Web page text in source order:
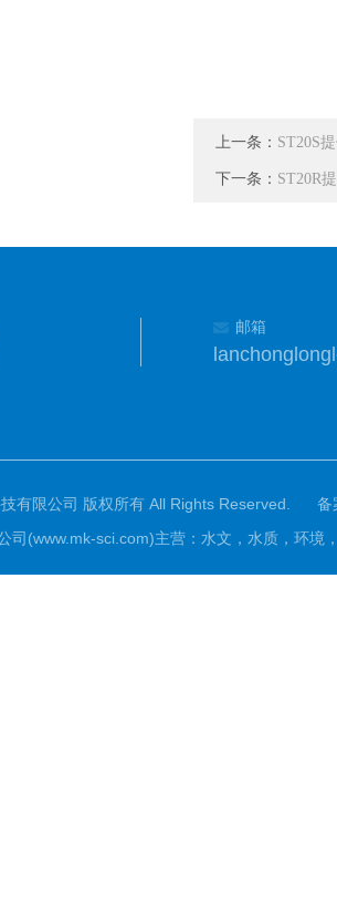
上一条： ST20S
下一条： ST20R
邮箱
有限公司 版权所有 All Rights Reserved.
备
司(www.mk-sci.com)主营：水文，水质，环境